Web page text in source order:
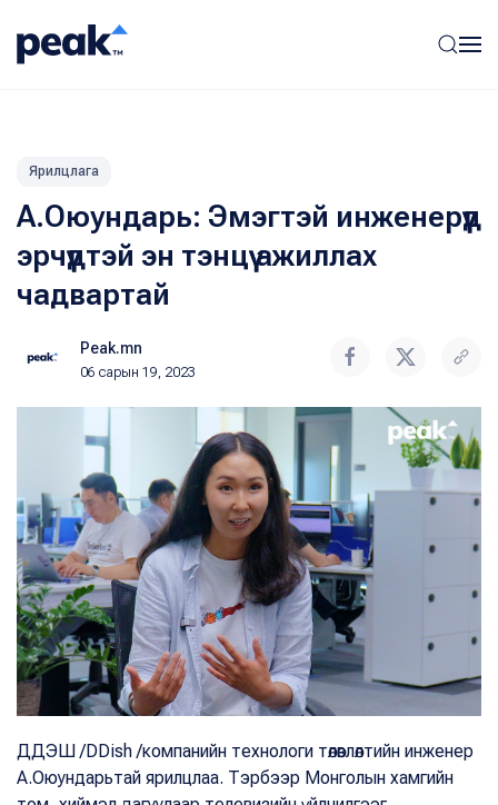
Ярилцлага
А.Оюундарь: Эмэгтэй инженерүүд
эрчүүдтэй эн тэнцүү ажиллах
чадвартай
Peak.mn
06 сарын 19, 2023
ДДЭШ /DDish /компанийн технологи төлөвлөлтийн инженер
А.Оюундарьтай ярилцлаа. Тэрбээр Монголын хамгийн